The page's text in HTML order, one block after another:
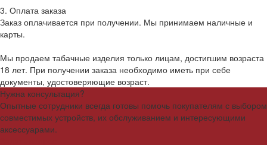
3. Оплата заказа
Заказ оплачивается при получении. Мы принимаем наличные и
карты.
Мы продаем табачные изделия только лицам, достигшим возраста
18 лет. При получении заказа необходимо иметь при себе
документы, удостоверяющие возраст.
Нужна консультация?
Опытные сотрудники всегда готовы помочь покупателям с выбором
совместимых устройств, их обслуживанием и интересующими
аксессуарами.